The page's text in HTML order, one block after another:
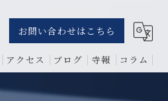
お問い合わせはこちら
アクセス ブログ 寺報 コラム